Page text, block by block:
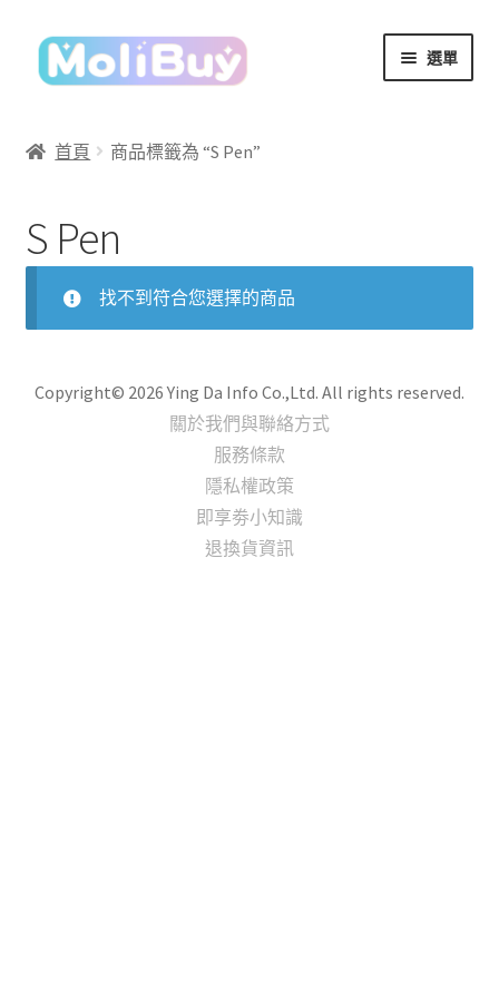
跳
至
列
跳
至
內
選單
首頁 商品標籤為 “S Pen”
S Pen
找不到符合您選擇的商品
Copyright© 2026 Ying Da Info Co.,Ltd. All rights reserved.
關於我們與聯絡方式
服務條款
隱私權政策
即享劵小知識
退換貨資訊